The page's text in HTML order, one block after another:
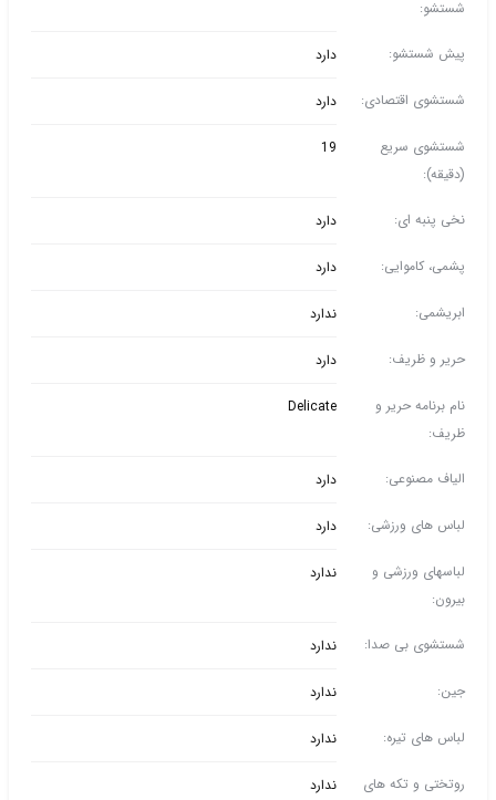
شستشو:
پیش شستشو: دارد
شستشوی اقتصادی: دارد
شستشوی سریع
(دقیقه):
19
نخی پنبه ای: دارد
پشمی، کاموایی: دارد
ابریشمی: ندارد
حریر و ظریف: دارد
نام برنامه حریر و
ظریف:
Delicate
الیاف مصنوعی: دارد
لباس های ورزشی: دارد
لباسهای ورزشی و
بیرون:
ندارد
شستشوی بی صدا: ندارد
جین: ندارد
لباس های تیره: ندارد
روتختی و تکه های
ندارد